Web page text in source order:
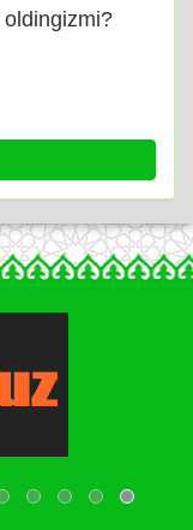
oldingizmi?